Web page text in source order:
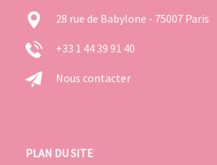
28 rue de Babylone - 75007 Paris
+33 1 44 39 91 40
Nous contacter
PLAN DU SITE